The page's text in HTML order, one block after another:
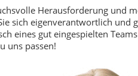
Herausforderung und
sich eigenverantwortlich
eines gut eingespielten
uns passen!